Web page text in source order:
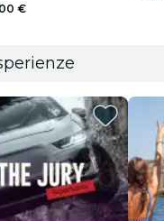
€